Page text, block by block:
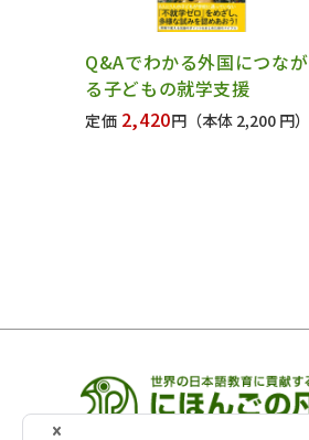
Q&Aでわかる外国につなが
る子どもの就学支援
定価 2,420円 （本体 2,200 円）